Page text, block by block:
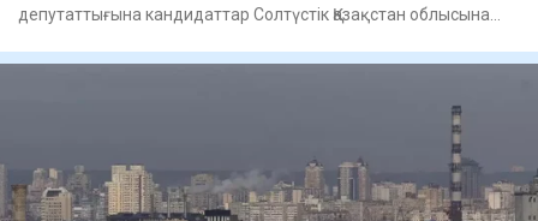
депутаттығына кандидаттар Солтүстік Қазақстан облысына